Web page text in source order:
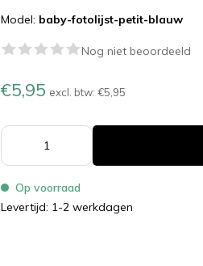
Model: baby-fotolijst-petit-blauw
Nog niet beoordeeld
€5,95 excl. btw:€5,95
Op voorraad
Levertijd: 1-2 werkdagen